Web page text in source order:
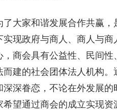
大家和谐发展合作共赢
现政府与商人、商人与
商会具有公益性、民间
建的社会团体法人机构
深眷恋，不论在外发展
望通过商会的成立实现资